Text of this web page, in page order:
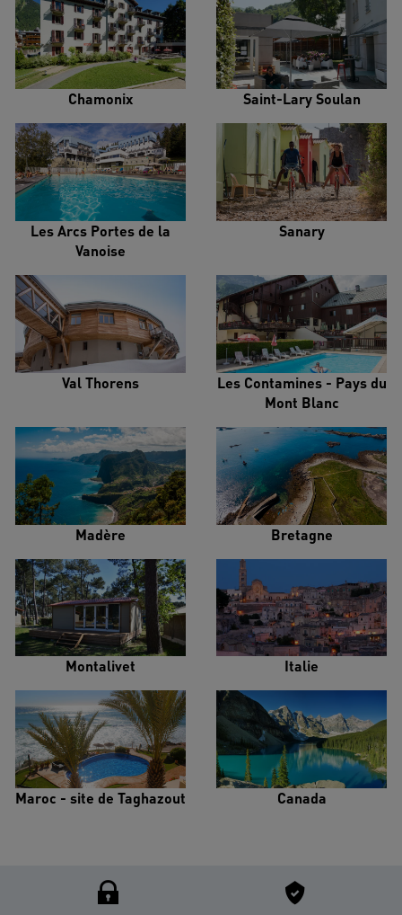
Chamonix Saint-Lary Soulan
Les Arcs Portes de la
Vanoise
Sanary
Val Thorens
Les Contamines - Pays du
Mont Blanc
Madère Bretagne
Montalivet Italie
Maroc - site de Taghazout Canada